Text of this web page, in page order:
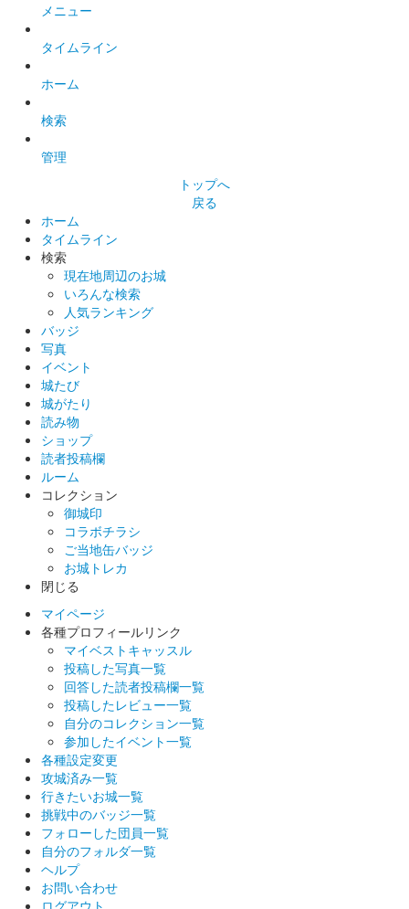
販売終了
沼田城跡 御城印
販売終了
巳年特別版 松之屋自販機限定
販売終了
沼田城 御城印
販売終了
沼田城 御城印
販売終了
老神温泉で開催される十二年に一度の大蛇まつり巳年開催を記念
して「大蛇みこし」がデザインされている。25セット限定
沼田城 御城印
販売終了
50セット限定
蔵内城（沼田城） 御城印
義公ベラちゃん銀版
50セット限定
沼田城 御城印 文真堂書店限定 信之公ベラちゃん金版
販売終了
50セット限定
メニュー
タイムライン
ホーム
検索
管理
トップへ
戻る
ホーム
タイムライン
検索
現在地周辺のお城
いろんな検索
人気ランキング
バッジ
写真
イベント
城たび
城がたり
読み物
ショップ
読者投稿欄
ルーム
コレクション
御城印
コラボチラシ
ご当地缶バッジ
お城トレカ
閉じる
マイページ
各種プロフィールリンク
マイベストキャッスル
投稿した写真一覧
回答した読者投稿欄一覧
投稿したレビュー一覧
自分のコレクション一覧
参加したイベント一覧
各種設定変更
攻城済み一覧
行きたいお城一覧
挑戦中のバッジ一覧
フォローした団員一覧
自分のフォルダ一覧
ヘルプ
お問い合わせ